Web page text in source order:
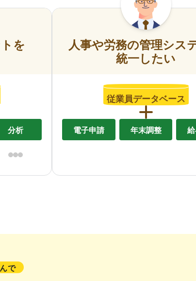
を
分析
人事や労務の管理シス
統一したい
従業員データベース
電子申請 年末調整
で